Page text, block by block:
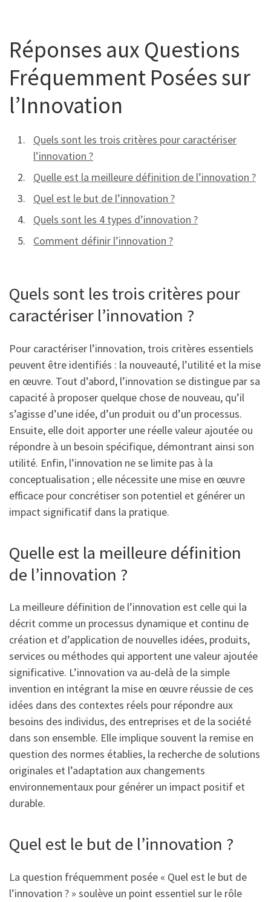
Réponses aux Questions
Fréquemment Posées sur
l’Innovation
Quels sont les trois critères pour caractériser
l’innovation ?
Quelle est la meilleure définition de l’innovation ?
Quel est le but de l’innovation ?
Quels sont les 4 types d’innovation ?
Comment définir l’innovation ?
Quels sont les trois critères pour
caractériser l’innovation ?
Pour caractériser l’innovation, trois critères essentiels
peuvent être identifiés : la nouveauté, l’utilité et la mise
en œuvre. Tout d’abord, l’innovation se distingue par sa
capacité à proposer quelque chose de nouveau, qu’il
s’agisse d’une idée, d’un produit ou d’un processus.
Ensuite, elle doit apporter une réelle valeur ajoutée ou
répondre à un besoin spécifique, démontrant ainsi son
utilité. Enfin, l’innovation ne se limite pas à la
conceptualisation ; elle nécessite une mise en œuvre
efficace pour concrétiser son potentiel et générer un
impact significatif dans la pratique.
Quelle est la meilleure définition
de l’innovation ?
La meilleure définition de l’innovation est celle qui la
décrit comme un processus dynamique et continu de
création et d’application de nouvelles idées, produits,
services ou méthodes qui apportent une valeur ajoutée
significative. L’innovation va au-delà de la simple
invention en intégrant la mise en œuvre réussie de ces
idées dans des contextes réels pour répondre aux
besoins des individus, des entreprises et de la société
dans son ensemble. Elle implique souvent la remise en
question des normes établies, la recherche de solutions
originales et l’adaptation aux changements
environnementaux pour générer un impact positif et
durable.
Quel est le but de l’innovation ?
La question fréquemment posée « Quel est le but de
l’innovation ? » soulève un point essentiel sur le rôle